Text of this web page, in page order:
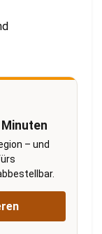
– und